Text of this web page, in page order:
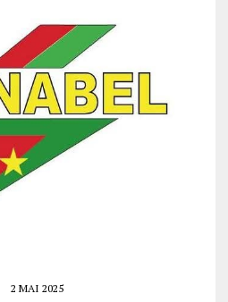
2 MAI 2025